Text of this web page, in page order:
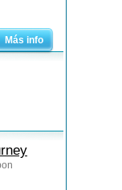
Más info